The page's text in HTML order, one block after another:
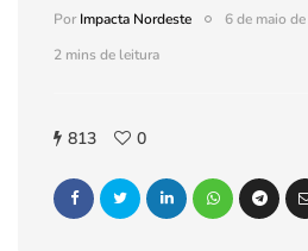
PorImpacta Nordeste
6 de maio
2 mins de leitura
813 0